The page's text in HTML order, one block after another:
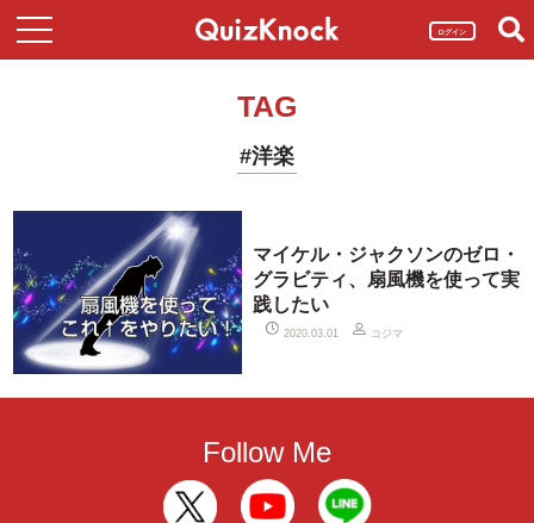
ログイン
TAG
#洋楽
マイケル・ジャクソンのゼロ・
グラビティ、扇風機を使って実
践したい
2020.03.01 コジマ
Follow Me